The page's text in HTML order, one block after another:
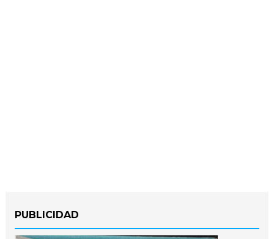
PUBLICIDAD